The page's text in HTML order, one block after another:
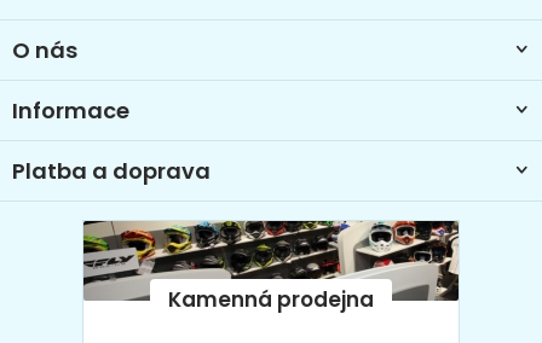
O nás
Informace
Platba a doprava